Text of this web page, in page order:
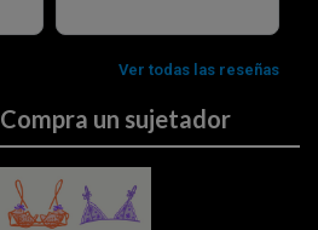
Compra un sujetador